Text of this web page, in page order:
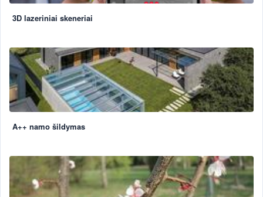
3D lazeriniai skeneriai
A++ namo šildymas